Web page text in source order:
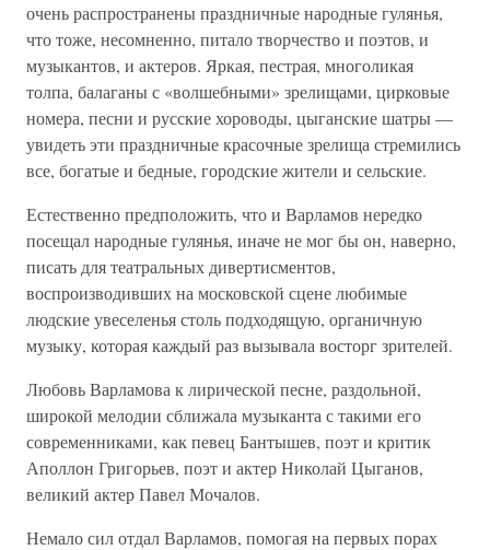
очень распространены праздничные народные гулянья,
что тоже, несомненно, питало творчество и поэтов, и
музыкантов, и актеров. Яркая, пестрая, многоликая
толпа, балаганы с «волшебными» зрелищами, цирковые
номера, песни и русские хороводы, цыганские шатры —
увидеть эти праздничные красочные зрелища стремились
все, богатые и бедные, городские жители и сельские.
Естественно предположить, что и Варламов нередко
посещал народные гулянья, иначе не мог бы он, наверно,
писать для театральных дивертисментов,
воспроизводивших на московской сцене любимые
людские увеселенья столь подходящую, органичную
музыку, которая каждый раз вызывала восторг зрителей.
Любовь Варламова к лирической песне, раздольной,
широкой мелодии сближала музыканта с такими его
современниками, как певец Бантышев, поэт и критик
Аполлон Григорьев, поэт и актер Николай Цыганов,
великий актер Павел Мочалов.
Немало сил отдал Варламов, помогая на первых порах